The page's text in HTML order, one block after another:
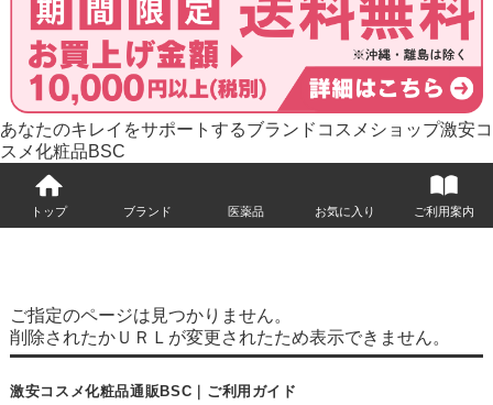
あなたのキレイをサポートするブランドコスメショップ激安コ
スメ化粧品BSC
トップ ブランド 医薬品 お気に入り ご利用案内
ご指定のページは見つかりません。
削除されたかＵＲＬが変更されたため表示できません。
激安コスメ化粧品通販BSC｜ご利用ガイド